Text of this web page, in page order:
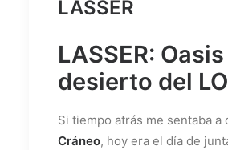
LASSER
LASSER:
desierto del
Si tiempo atrás me sentaba a
Cráneo, hoy era el día de